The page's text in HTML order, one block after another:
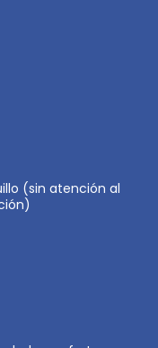
(sin atención al